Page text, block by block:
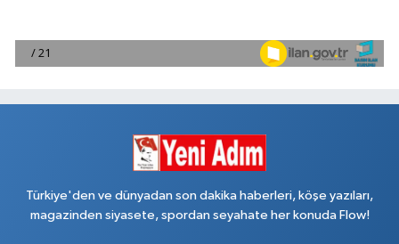
Türkiye'den ve dünyadan son dakika haberleri, köşe yazıları,
magazinden siyasete, spordan seyahate her konuda Flow!